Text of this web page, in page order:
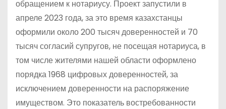
обращением к нотариусу. Проект запустили в
апреле 2023 года, за это время казахстанцы
оформили около 200 тысяч доверенностей и 70
тысяч согласий супругов, не посещая нотариуса, в
том числе жителями нашей области оформлено
порядка 1968 цифровых доверенностей, за
исключением доверенности на распоряжение
имуществом. Это показатель востребованности